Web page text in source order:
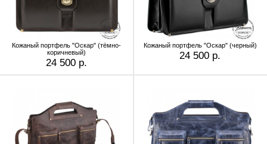
Кожаный портфель "Оскар" (тёмно-
коричневый)
24 500 р.
Кожаный портфель "Оскар" (черный)
24 500 р.